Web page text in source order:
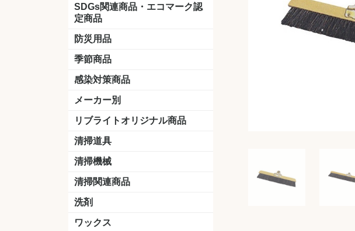
キャンペーン商品
新製品
SDGs関連商品・エコマーク認
定商品
防災用品
季節商品
感染対策商品
おう吐物
除菌洗剤
うがい薬
マスク
手洗い石鹸
手指消毒
手袋
メーカー別
クオリティ
ニイタカ
シーバイエス
リンレイ
ペンギンワックス
横浜油脂工業
ミッケル化学（旧：スイショウ
ユシロ化学
コニシ
つやげん
ダイカ商事
スリーエムジャパン
山崎産業
テラモト
セイワ
エトレー
ラバーメイド
ジャパックス
日本サニパック
ケルヒャー
マキタ
ショーワグローブ
花王
サラヤ
アルボース
コスケム
ミヤキ
紺商
信徳ポミー
リブライトオリジナル商品
LLオレンジクリーナー
LL油脂専用クリーナー
LLワックスモップ
LL-21
マーベラスiL
清掃道具
ほうき
ちりとり
モップ及び関連品
(ワンタッチ式用)
モップ
ハードフロア用ダストモップ
テラモト
その他
清掃機械
掃除機
ドライバキューム
アップライトバキューム
コードレスタイプ
高圧洗浄機
吸水機
カーペット用マシン
送風機
ポリッシャー スタンダード
ハンディポリッシャー
ポリッシャー・自動床洗浄機用
掃除機用紙パック
その他
清掃関連商品
ダストカート
台車
移動式バレット
脚立
モップハンガー
サインボード
光沢計
カーペット汚染度計
洗剤
床用表面洗浄剤
ハクリ剤
厨房用
工場用
石材用
サビ用
木材用
タイル用
外壁用
壁面用
手あか用
病院用
除菌用
ワックス